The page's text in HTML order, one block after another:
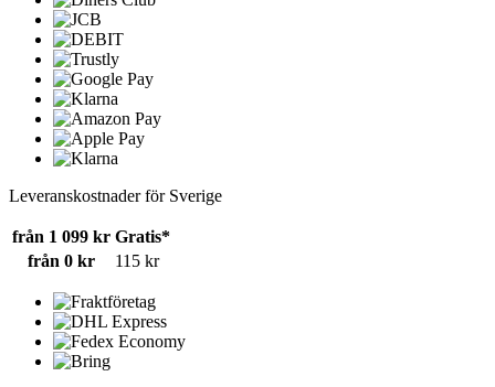
Leveranskostnader för Sverige
från 1 099 kr Gratis*
från 0 kr
115 kr